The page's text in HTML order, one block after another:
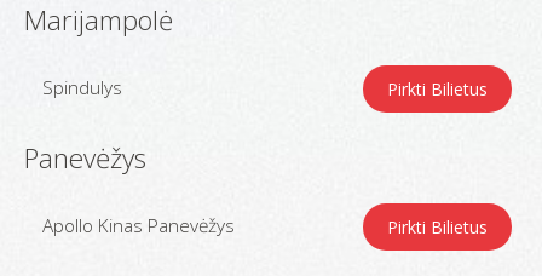
Marijampolė
Spindulys Pirkti Bilietus
Panevėžys
Apollo Kinas Panevėžys Pirkti Bilietus